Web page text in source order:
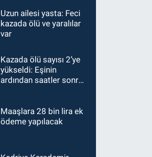
kattı
Zonguldak
17:39Şampiyondan
GMİS'e teşekkür ziyareti
Zonguldak
13:39Abdulkadir
Özdemir görevinden
Uzun ailesi yasta: Feci
kazada ölü ve yaralılar
var
Kazada ölü sayısı 2’ye
yükseldi: Eşinin
ardından saatler sonra
Maaşlara 28 bin lira ek
ödeme yapılacak